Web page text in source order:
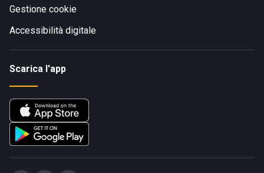
Gestione cookie
Accessibilità digitale
Scarica l'app